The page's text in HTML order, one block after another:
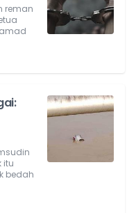
reman
itu
bedah